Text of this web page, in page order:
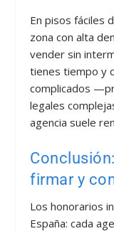
En pisos fáciles
zona con alta
vender sin
tienes tiempo y
complicados
legales
agencia suele
firmar y
Los honorarios
España: cada